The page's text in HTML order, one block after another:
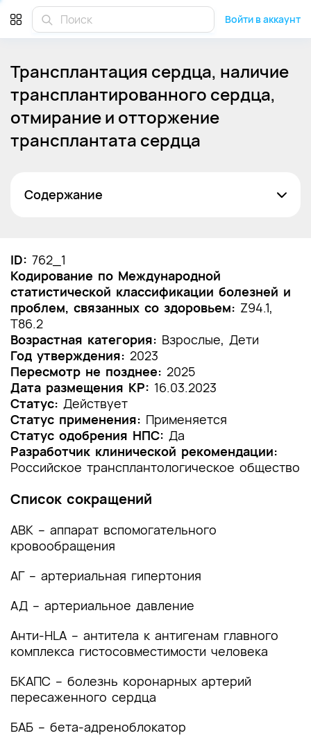
Войти в аккаунт
Трансплантация сердца, наличие
трансплантированного сердца,
отмирание и отторжение
трансплантата сердца
Содержание
1. Краткая информация по заболеванию или
состоянию (группы заболеваний или
состояний)
1.1 Определение заболевания или состояния
(группы заболеваний или состояний)
1.2 Этиология и патогенез заболевания или
состояния (группы заболеваний или
состояний)
1.3 Эпидемиология заболевания или состояния
(группы заболеваний или состояний)
состояния (группы заболеваний или
статистической классификации болезней и
проблем, связанных со здоровьем
1.5 Классификация заболевания или состояния
состояния (группы заболеваний или
состояний)
2. Диагностика заболевания или состояния
(группы заболеваний или состояний)
медицинские показания и противопоказания к
применению методов диагностики
ID: 762_1
Кодирование по Международной
статистической классификации болезней и
проблем, связанных со здоровьем: Z94.1,
T86.2
Возрастная категория: Взрослые, Дети
Год утверждения: 2023
Пересмотр не позднее: 2025
Дата размещения КР: 16.03.2023
Статус: Действует
Статус применения: Применяется
Статус одобрения НПС: Да
Разработчик клинической рекомендации:
Российское трансплантологическое общество
Список сокращений
АВК – аппарат вспомогательного
кровообращения
АГ – артериальная гипертония
АД – артериальное давление
Анти-HLA – антитела к антигенам главного
комплекса гистосовместимости человека
БКАПС – болезнь коронарных артерий
пересаженного сердца
БАБ – бета-адреноблокатор